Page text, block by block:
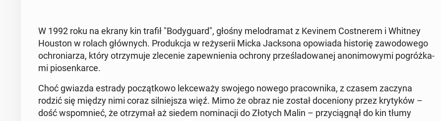
W 1992 roku na ekrany kin trafił "Bo­dy­gu­ard", głośny me­lo­dra­mat z Kevinem Cost­ne­rem i Whitney
Houston w rolach głów­nych. Pro­duk­cja w re­ży­se­rii Micka Jack­so­na opo­wia­da hi­sto­rię za­wo­do­we­go
ochro­nia­rza, który otrzy­mu­je zle­ce­nie za­pew­nie­nia ochrony prze­śla­do­wa­nej ano­ni­mo­wy­mi po­gróż­ka­
mi pio­sen­kar­ce.
Choć gwiazda estrady po­cząt­ko­wo lek­ce­wa­ży swojego nowego pra­cow­ni­ka, z czasem zaczyna
rodzić się między nimi coraz sil­niej­sza więź. Mimo że obraz nie został do­ce­nio­ny przez kry­ty­ków –
dość wspo­mnieć, że otrzy­mał aż siedem no­mi­na­cji do Złotych Malin – przy­cią­gnął do kin tłumy